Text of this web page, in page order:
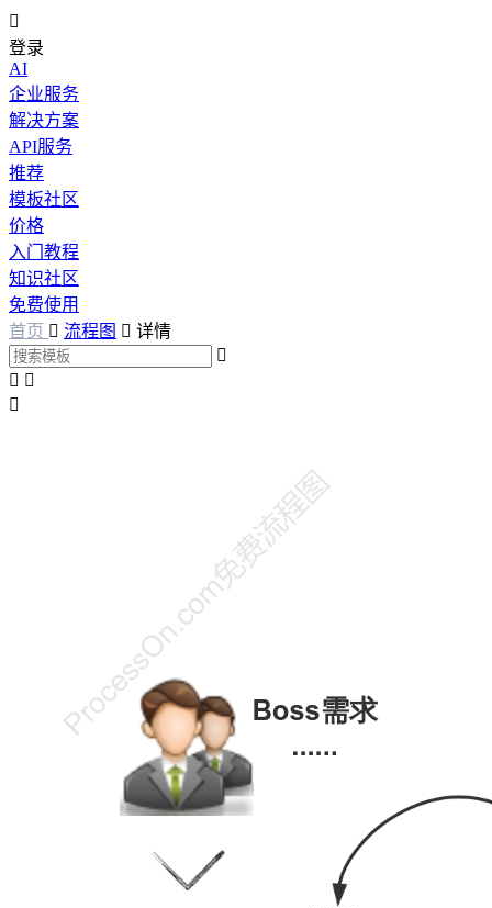

登录
AI
企业服务
解决方案
API服务
推荐
模板社区
价格
入门教程
知识社区
免费使用
首页  流程图  详情

 
